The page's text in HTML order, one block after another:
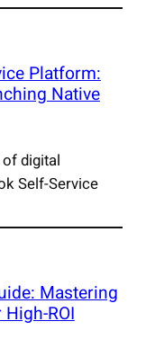
Platform:
Native
digital
Self-Service
Mastering
ROI